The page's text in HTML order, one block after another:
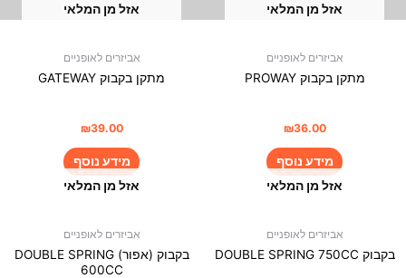
אזל מן המלאי
אביזרים לאופניים
מתקן בקבוק PROWAY
₪36.00
מידע נוסף
אזל מן המלאי
אביזרים לאופניים
מתקן בקבוק GATEWAY
₪39.00
מידע נוסף
אזל מן המלאי
אביזרים לאופניים
בקבוק DOUBLE SPRING 750CC
אזל מן המלאי
אביזרים לאופניים
בקבוק (אפור) DOUBLE SPRING
600CC